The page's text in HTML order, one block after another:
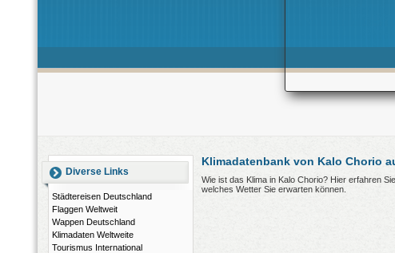
Diverse Links
Städtereisen Deutschland
Flaggen Weltweit
Wappen Deutschland
Klimadaten Weltweite
Tourismus International
Klimadatenbank von Kalo Chorio
Wie ist das Klima in Kalo Chorio? Hier erfahren
welches Wetter Sie erwarten können.